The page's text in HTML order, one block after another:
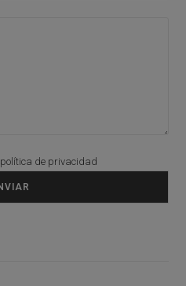
Please leave this field empty.
política de privacidad